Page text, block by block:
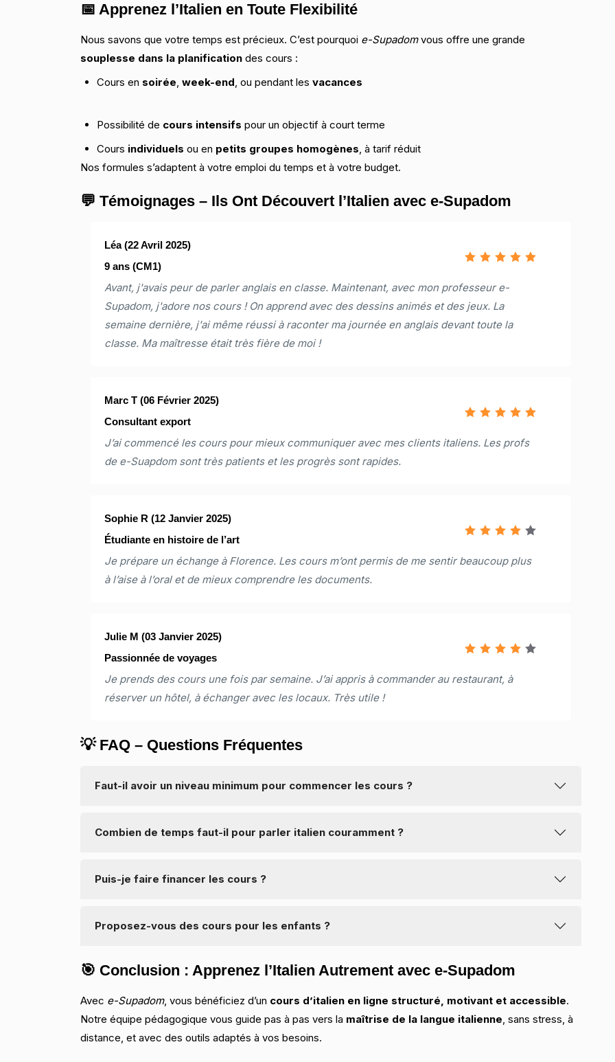
📅 Apprenez l’Italien en Toute Flexibilité
Nous savons que votre temps est précieux. C’est pourquoi e-Supadomvous offre une grande
souplesse dans la planification des cours :
Cours en soirée, week-end, ou pendant les vacances
Possibilité de cours intensifs pour un objectif à court terme
Cours individuels ou en petits groupes homogènes, à tarif réduit
Nos formules s’adaptent à votre emploi du temps et à votre budget.
💬 Témoignages – Ils Ont Découvert l’Italien avec e-Supadom
Léa (22 Avril 2025)
9 ans (CM1)
Avant, j'avais peur de parler anglais en classe. Maintenant, avec mon professeur e-
Supadom, j'adore nos cours ! On apprend avec des dessins animés et des jeux. La
semaine dernière, j'ai même réussi à raconter ma journée en anglais devant toute la
classe. Ma maîtresse était très fière de moi !
Marc T (06 Février 2025)
Consultant export
J’ai commencé les cours pour mieux communiquer avec mes clients italiens. Les profs
de e-Suapdom sont très patients et les progrès sont rapides.
Sophie R (12 Janvier 2025)
Étudiante en histoire de l’art
Je prépare un échange à Florence. Les cours m’ont permis de me sentir beaucoup plus
à l’aise à l’oral et de mieux comprendre les documents.
Julie M (03 Janvier 2025)
Passionnée de voyages
Je prends des cours une fois par semaine. J’ai appris à commander au restaurant, à
réserver un hôtel, à échanger avec les locaux. Très utile !
💡 FAQ – Questions Fréquentes
Faut-il avoir un niveau minimum pour commencer les cours ?
Combien de temps faut-il pour parler italien couramment ?
3 à 6 mois.
Puis-je faire financer les cours ?
situation).
Proposez-vous des cours pour les enfants ?
Nos cours d’italien sont principalement orientés vers les adultes et étudiants post-bac.
🎯 Conclusion : Apprenez l’Italien Autrement avec e-Supadom
Avec e-Supadom, vous bénéficiez d’un cours d’italien en ligne structuré, motivant et accessible.
Notre équipe pédagogique vous guide pas à pas vers la maîtrise de la langue italienne, sans stress, à
distance, et avec des outils adaptés à vos besoins.